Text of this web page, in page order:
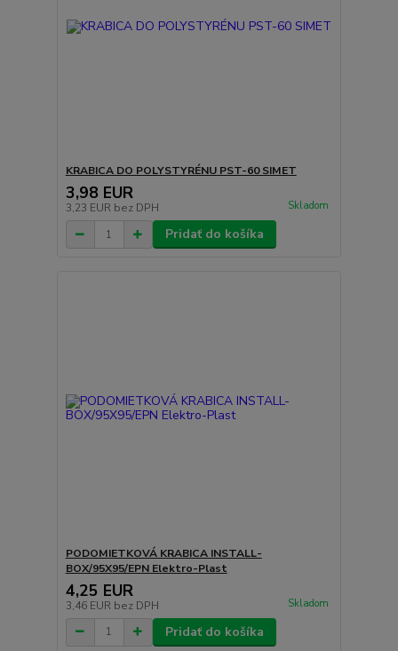
KRABICA DO POLYSTYRÉNU PST-60 SIMET
3,98 EUR
3,23 EUR bez DPH Skladom
Pridať do košíka
PODOMIETKOVÁ KRABICA INSTALL-
BOX/95X95/EPN Elektro-Plast
4,25 EUR
3,46 EUR bez DPH Skladom
Pridať do košíka